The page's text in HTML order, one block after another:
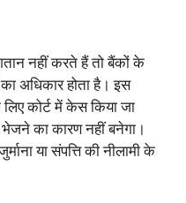
नहीं करते हैं तो बैंकों के
अधिकार होता है। इस
कोर्ट में केस किया जा
का कारण नहीं बनेगा।
या संपत्ति की नीलामी के